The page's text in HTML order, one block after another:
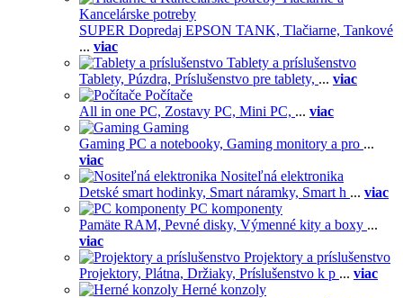
Kancelárske potreby
SUPER Dopredaj EPSON TANK, Tlačiarne, Tankové
... viac
Tablety a príslušenstvo
Tablety, Púzdra, Príslušenstvo pre tablety, ... viac
Počítače
All in one PC, Zostavy PC, Mini PC, ... viac
Gaming
Gaming PC a notebooky, Gaming monitory a pro ...
viac
Nositeľná elektronika
Detské smart hodinky, Smart náramky, Smart h ... viac
PC komponenty
Pamäte RAM, Pevné disky, Výmenné kity a boxy ...
viac
Projektory a príslušenstvo
Projektory, Plátna, Držiaky, Príslušenstvo k p ... viac
Herné konzoly